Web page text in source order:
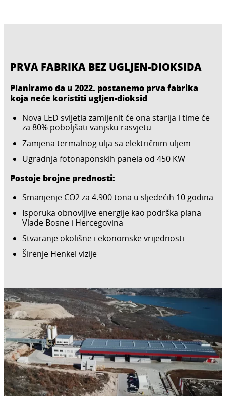
PRVA FABRIKA BEZ UGLJEN-DIOKSIDA
Planiramo da u 2022. postanemo prva fabrika
koja neće koristiti ugljen-dioksid
Nova LED svijetla zamijenit će ona starija i time će
za 80% poboljšati vanjsku rasvjetu
Zamjena termalnog ulja sa električnim uljem
Ugradnja fotonaponskih panela od 450 KW
Postoje brojne prednosti:
Smanjenje CO2 za 4.900 tona u sljedećih 10 godina
Isporuka obnovljive energije kao podrška plana
Vlade Bosne i Hercegovina
Stvaranje okolišne i ekonomske vrijednosti
Širenje Henkel vizije